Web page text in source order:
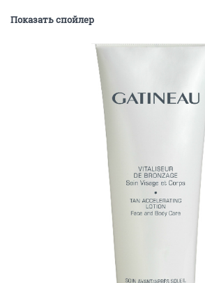
Показать спойлер